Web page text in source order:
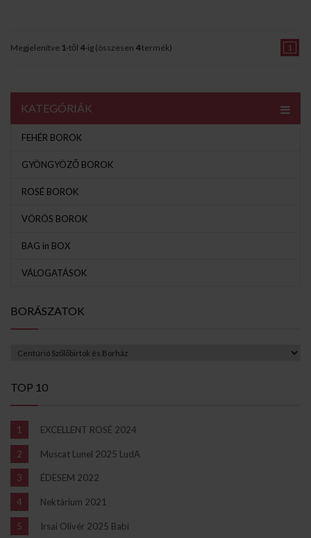
Megjelenítve 1-től 4-ig (összesen 4termék) 1
KATEGÓRIÁK
FEHÉR BOROK
GYÖNGYÖZŐ BOROK
ROSÉ BOROK
VÖRÖS BOROK
BAG in BOX
VÁLOGATÁSOK
BORÁSZATOK
TOP 10
EXCELLENT ROSÉ 2024
Muscat Lunel 2025 LudA
ÉDESEM 2022
Nektárium 2021
Irsai Olivér 2025 Babi